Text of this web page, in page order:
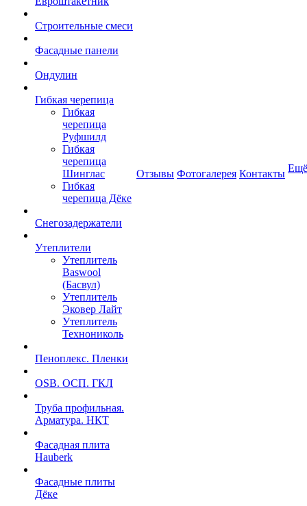
Строительные смеси
Фасадные панели
Ондулин
Гибкая черепица
Гибкая
черепица
Руфшилд
Гибкая
черепица
Шинглас
Гибкая
черепица Дёке
Снегозадержатели
Утеплители
Утеплитель
Baswool
(Басвул)
Утеплитель
Эковер Лайт
Утеплитель
Технониколь
Пеноплекс. Пленки
OSB. ОСП. ГКЛ
Труба профильная.
Арматура. НКТ
Фасадная плита
Hauberk
Фасадные плиты
Дёке
Отзывы Фотогалерея Контакты Ещё